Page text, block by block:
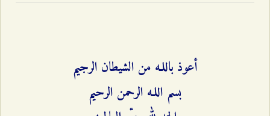
أعوذ باللـه من الشيطان الرجيم
بسم اللـه الرحمن الرحيم